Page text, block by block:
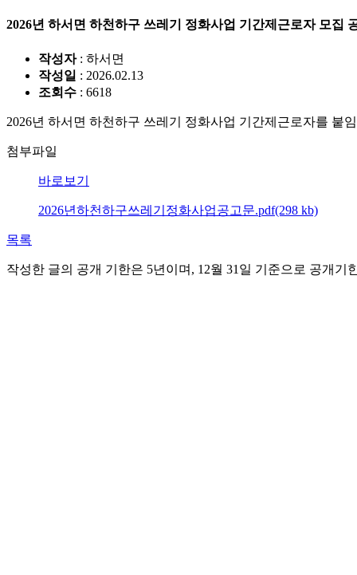
2026년 하서면 하천하구 쓰레기 정화사업 기간제근로자 모집
작성자: 하서면
작성일 : 2026.02.13
조회수 : 6618
2026년 하서면 하천하구 쓰레기 정화사업 기간제근로자를 붙
첨부파일
바로보기
2026년하천하구쓰레기정화사업공고문.pdf(298 kb)
목록
작성한 글의 공개 기한은 5년이며, 12월 31일 기준으로 공개기